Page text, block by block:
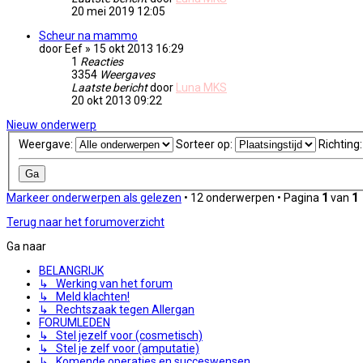
20 mei 2019 12:05
Scheur na mammo
door Eef » 15 okt 2013 16:29
1 Reacties
3354 Weergaves
Laatste berichtdoor
Luna MKS
20 okt 2013 09:22
Nieuw onderwerp
Weergave:
Sorteer op:
Markeer onderwerpen als gelezen • 12 onderwerpen • Pagina 1 van 1
Terug naar het forumoverzicht
Ga naar
BELANGRIJK
↳ Werking van het forum
↳ Meld klachten!
↳ Rechtszaak tegen Allergan
FORUMLEDEN
↳ Stel jezelf voor (cosmetisch)
↳ Stel je zelf voor (amputatie)